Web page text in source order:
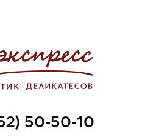
50-50-10